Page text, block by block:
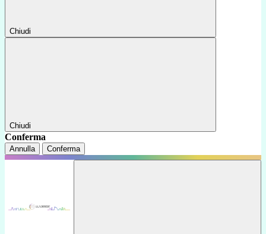
Chiudi
Chiudi
Conferma
Annulla Conferma